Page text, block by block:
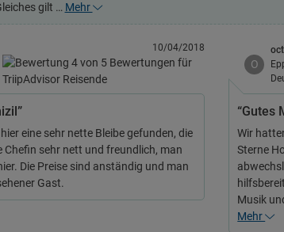
gilt … Mehr
10/04/2018
eine sehr nette Bleibe gefunden, die
Chefin sehr nett und freundlich, man
Die Preise sind anständig und man
Gast.
O
“Gutes
Wir
Sterne
Musik
Mehr